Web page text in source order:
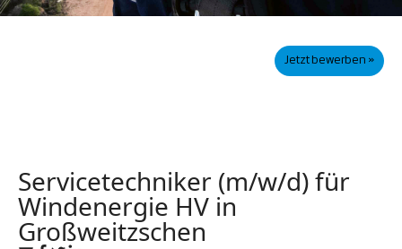
Jetzt bewerben »
Servicetechniker (m/w/d) für
Windenergie HV in
Großweitzschen